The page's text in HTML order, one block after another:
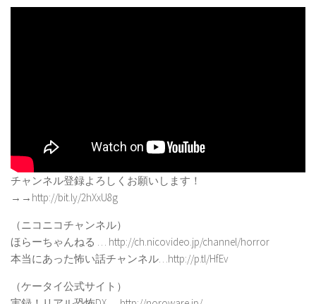
チャンネル登録よろしくお願いします！
→→http://bit.ly/2hXxU8g
（ニコニコチャンネル）
ほらーちゃんねる … http://ch.nicovideo.jp/channel/horror
本当にあった怖い話チャンネル…http://p.tl/HfEv
（ケータイ公式サイト）